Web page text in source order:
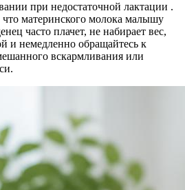
при недостаточной лактации .
материнского молока малышу
часто плачет, не набирает вес,
и немедленно обращайтесь к
вскармливания или